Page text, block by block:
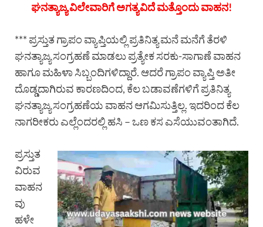
ಘನತ್ಯಾಜ್ಯ ವಿಲೇವಾರಿಗೆ ಅಗತ್ಯವಿದೆ ಮತ್ತೊಂದು ವಾಹನ!
*** ಪ್ರಸ್ತುತ ಗ್ರಾಪಂ ವ್ಯಾಪ್ತಿಯಲ್ಲಿ ಪ್ರತಿನಿತ್ಯ ಮನೆ ಮನೆಗೆ ತೆರಳಿ
ಘನತ್ಯಾಜ್ಯ ಸಂಗ್ರಹಣೆ ಮಾಡಲು ಪ್ರತ್ಯೇಕ ಸರಕು-ಸಾಗಾಣೆ ವಾಹನ
ಹಾಗೂ ಮಹಿಳಾ ಸಿಬ್ಬಂದಿಗಳಿದ್ದಾರೆ. ಆದರೆ ಗ್ರಾಪಂ ವ್ಯಾಪ್ತಿ ಅತೀ
ದೊಡ್ಡದಾಗಿರುವ ಕಾರಣದಿಂದ, ಕೆಲ ಬಡಾವಣೆಗಳಿಗೆ ಪ್ರತಿನಿತ್ಯ
ಘನತ್ಯಾಜ್ಯ ಸಂಗ್ರಹಣೆಯ ವಾಹನ ಆಗಮಿಸುತ್ತಿಲ್ಲ. ಇದರಿಂದ ಕೆಲ
ನಾಗರೀಕರು ಎಲ್ಲೆಂದರಲ್ಲಿ ಹಸಿ – ಒಣ ಕಸ ಎಸೆಯುವಂತಾಗಿದೆ.
ಪ್ರಸ್ತುತ
ವಿರುವ
ವಾಹನ
ವು
ಹಳೇ